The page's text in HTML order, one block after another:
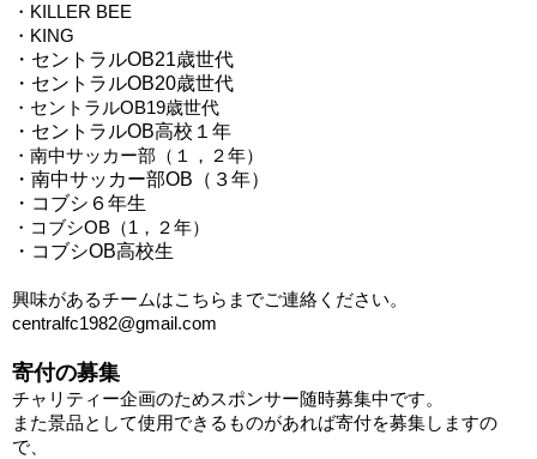
・KILLER BEE
・KING
・セントラルOB21歳世代
・セントラルOB20歳世代
・セントラルOB19歳世代
・セントラルOB高校１年
・南中サッカー部（１，２年）
・南中サッカー部OB（３年）
・コブシ６年生
・ コブシOB（1，２年）
・コブシOB高校生
興味があるチームはこちらまでご連絡ください。
centralfc1982@gmail.com
寄付の募集
チャリティー企画のためスポンサー随時募集中です。
また景品として使用できるものがあれば寄付を募集しますの
で、